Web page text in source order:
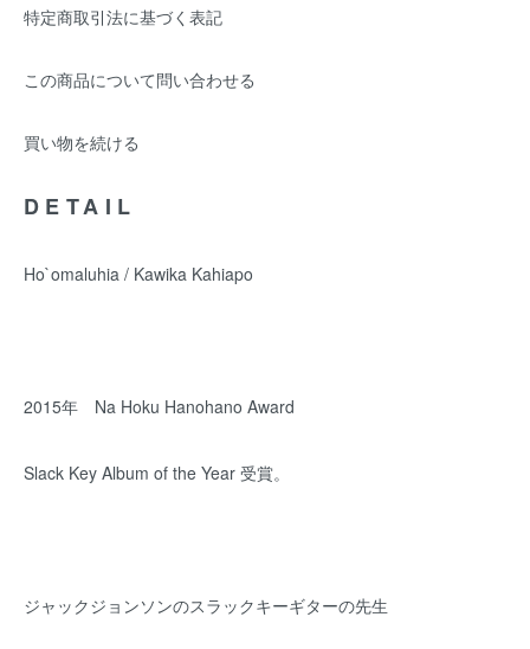
特定商取引法に基づく表記
この商品について問い合わせる
買い物を続ける
DETAIL
Ho`omaluhia / Kawika Kahiapo
2015年 Na Hoku Hanohano Award
Slack Key Album of the Year 受賞。
ジャックジョンソンのスラックキーギターの先生